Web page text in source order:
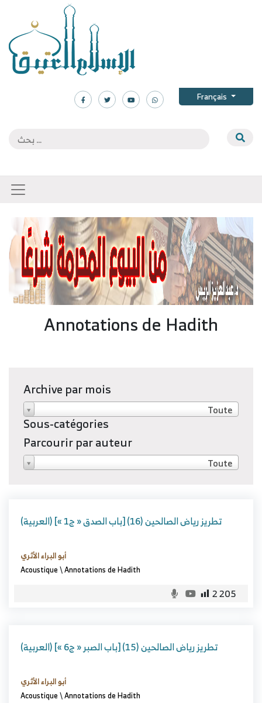
Français
Annotations de Hadith
Archive par mois
Toute
Sous-catégories
Parcourir par auteur
Toute
(العربية) تطريز رياض الصالحين (16) [باب الصدق « ج1 »]
أبو البراء الأثري
Acoustique\Annotations de Hadith
2 205
(العربية) تطريز رياض الصالحين (15) [باب الصبر « ج6 »]
أبو البراء الأثري
Acoustique\Annotations de Hadith